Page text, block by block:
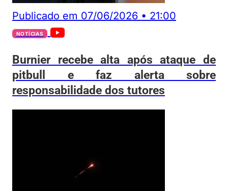
Publicado em 07/06/2026 • 21:00
NOTÍCIAS
Burnier recebe alta após ataque de
pitbull e faz alerta sobre
responsabilidade dos tutores